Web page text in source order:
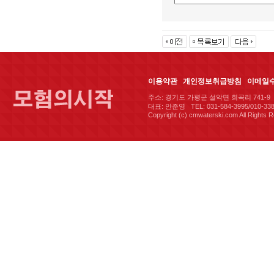
이용약관 개인정보취급방침 이메일
주소: 경기도 가평군 설악면 회곡리 741-
대표: 안준영 TEL: 031-584-3995/010-
Copyright (c) cmwaterski.com All Rights